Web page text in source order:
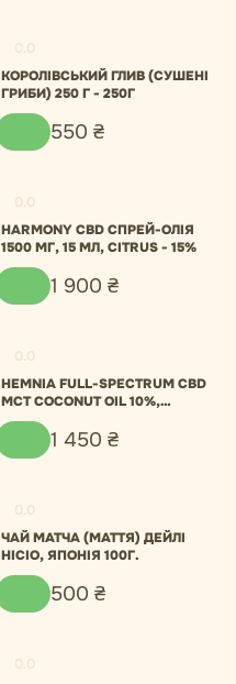
КОРОЛІВСЬКИЙ ГЛИВ (СУШЕНІ
ГРИБИ) 250 Г - 250Г
550 ₴
HARMONY CBD СПРЕЙ-ОЛІЯ
1500 МГ, 15 МЛ, CITRUS - 15%
1 900 ₴
HEMNIA FULL-SPECTRUM CBD
MCT COCONUT OIL 10%,
1000MG, GREEN TEA, 10 ML
1 450 ₴
ЧАЙ МАТЧА (МАТТЯ) ДЕЙЛІ
НІСІО, ЯПОНІЯ 100Г.
500 ₴